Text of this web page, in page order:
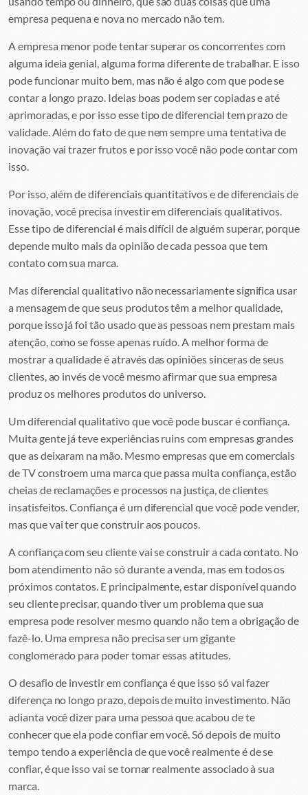
empresa pequena e nova no mercado não tem.
A empresa menor pode tentar superar os concorrentes com
alguma ideia genial, alguma forma diferente de trabalhar. E isso
pode funcionar muito bem, mas não é algo com que pode se
contar a longo prazo. Ideias boas podem ser copiadas e até
aprimoradas, e por isso esse tipo de diferencial tem prazo de
validade. Além do fato de que nem sempre uma tentativa de
inovação vai trazer frutos e por isso você não pode contar com
isso.
Por isso, além de diferenciais quantitativos e de diferenciais de
inovação, você precisa investir em diferenciais qualitativos.
Esse tipo de diferencial é mais difícil de alguém superar, porque
depende muito mais da opinião de cada pessoa que tem
contato com sua marca.
Mas diferencial qualitativo não necessariamente significa usar
a mensagem de que seus produtos têm a melhor qualidade,
porque isso já foi tão usado que as pessoas nem prestam mais
atenção, como se fosse apenas ruído. A melhor forma de
mostrar a qualidade é através das opiniões sinceras de seus
clientes, ao invés de você mesmo afirmar que sua empresa
produz os melhores produtos do universo.
Um diferencial qualitativo que você pode buscar é confiança.
Muita gente já teve experiências ruins com empresas grandes
que as deixaram na mão. Mesmo empresas que em comerciais
de TV constroem uma marca que passa muita confiança, estão
cheias de reclamações e processos na justiça, de clientes
insatisfeitos. Confiança é um diferencial que você pode vender,
mas que vai ter que construir aos poucos.
A confiança com seu cliente vai se construir a cada contato. No
bom atendimento não só durante a venda, mas em todos os
próximos contatos. E principalmente, estar disponível quando
seu cliente precisar, quando tiver um problema que sua
empresa pode resolver mesmo quando não tem a obrigação de
fazê-lo. Uma empresa não precisa ser um gigante
conglomerado para poder tomar essas atitudes.
O desafio de investir em confiança é que isso só vai fazer
diferença no longo prazo, depois de muito investimento. Não
adianta você dizer para uma pessoa que acabou de te
conhecer que ela pode confiar em você. Só depois de muito
tempo tendo a experiência de que você realmente é de se
confiar, é que isso vai se tornar realmente associado à sua
marca.